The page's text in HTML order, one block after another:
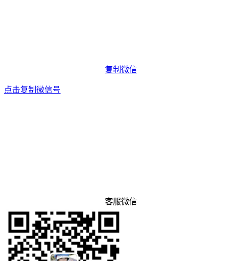
复制微信
点击复制微信号
客服微信